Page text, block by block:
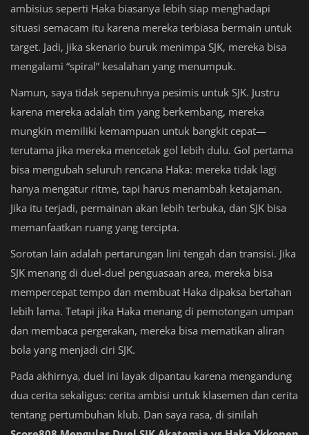
ambisius seperti Haka biasanya lebih siap menghadapi
situasi semacam itu karena mereka terbiasa bermain untuk
target. Jadi, jika skenario buruk menimpa SJK, mereka bisa
mengalami “spiral” kesalahan yang menumpuk.
Namun, saya tidak sepenuhnya pesimis untuk SJK. Justru
karena mereka adalah tim yang berkembang, mereka
mungkin memiliki kemampuan untuk bangkit cepat—
terutama jika mereka mencetak gol lebih dulu. Gol pertama
bisa mengubah seluruh rencana Haka: mereka tidak lagi
hanya mengatur ritme, tapi harus menambah ketajaman.
Jika itu terjadi, permainan akan lebih terbuka, dan SJK bisa
memanfaatkan ruang yang tercipta.
Sorotan lain adalah pertarungan lini tengah dan transisi. Jika
SJK menang di duel-duel penguasaan area, mereka bisa
mempercepat tempo dan membuat Haka dipaksa bertahan
lebih lama. Tetapi jika Haka menang di pemotongan umpan
dan membaca pergerakan, mereka bisa mematikan aliran
bola yang menjadi ciri SJK.
Pada akhirnya, duel ini layak dipantau karena mengandung
dua cerita sekaligus: cerita ambisi untuk klasemen dan cerita
tentang pertumbuhan klub. Dan saya rasa, di sinilah